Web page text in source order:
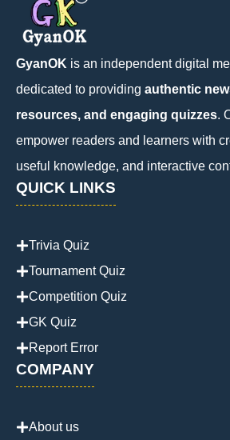
GyanOK is an independent digital
dedicated to providing authentic
resources, and engaging quizzes.
empower readers and learners with
useful knowledge, and interactive
QUICK LINKS
Trivia Quiz
Tournament Quiz
Competition Quiz
GK Quiz
Report Error
COMPANY
About us